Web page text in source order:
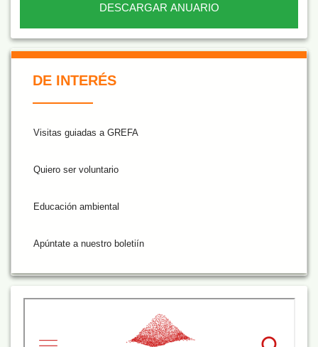
DESCARGAR ANUARIO
De Interés NARANJA
DE INTERÉS
Visitas guiadas a GREFA
Quiero ser voluntario
Educación ambiental
Apúntate a nuestro boletiín